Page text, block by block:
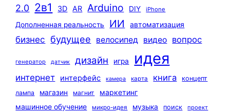
2.0 2в1 3D AR Arduino DIY iPhone
Дополненная реальность ИИ автоматизация
бизнес будущее велосипед видео вопрос
генератор датчик дизайн игра идея
интернет интерфейс камера карта книга
концепт
лампа
магазин магнит
маркетинг
машинное обучение
микро-идея музыка поиск проект